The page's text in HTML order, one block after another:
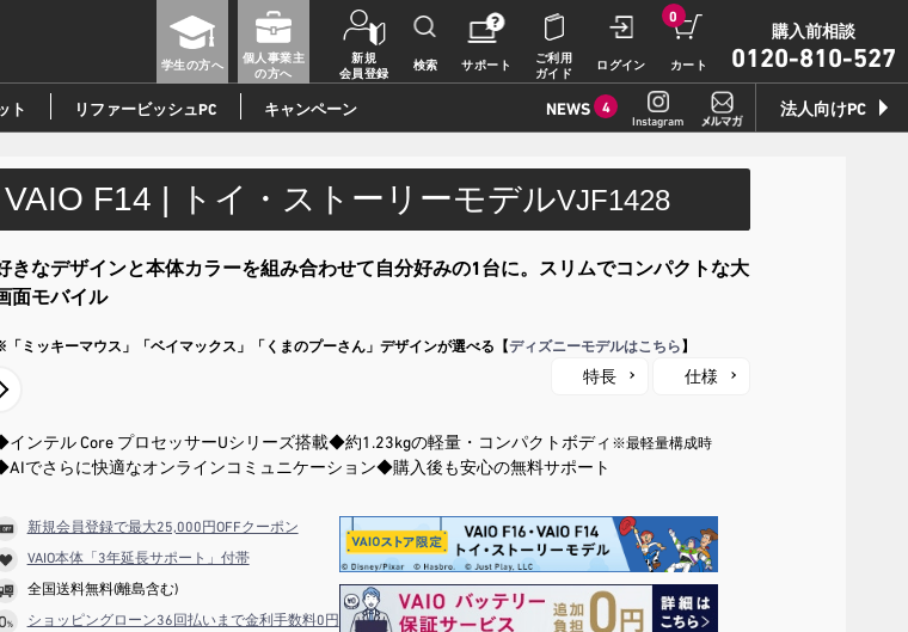
学生の方へ
個人事業主
の方へ
新規
会員登録
検索 サポート
ご利用
ガイド
ログイン
0
カート
購入前相談
0120-810-527
ト リファービッシュPC キャンペーン NEWS 4
2026.7.17
豪華特典付き！
円（税込）
【VAIOストア限定】トイ・スト
VAIO F16/F14に、トイ・ストーリーモデル
が登場。
2026.7.9
毎週木曜更新！
今週だけの特別価格！VAIOストア WEEKLY
SALE
Instagram
法人向けPC
VAIO F14 | トイ・ストーリーモデルVJF1428
きなデザインと本体カラーを組み合わせて自分好みの1台に。スリムでコンパクトな大
面モバイル
ミッキーマウス」「ベイマックス」「くまのプーさん」デザインが選べる【ディズニーモデルはこちら 】
特長 仕様
ンテル Core プロセッサーUシリーズ搭載◆約1.23kgの軽量・コンパクトボディ ※最軽量構成時
でさらに快適なオンラインコミュニケーション◆購入後も安心の無料サポート
新規会員登録で最大25,000円OFFクーポン
VAIO本体「3年延長サポート」付帯
全国送料無料(離島含む)
ショッピングローン36回払いまで金利手数料0円